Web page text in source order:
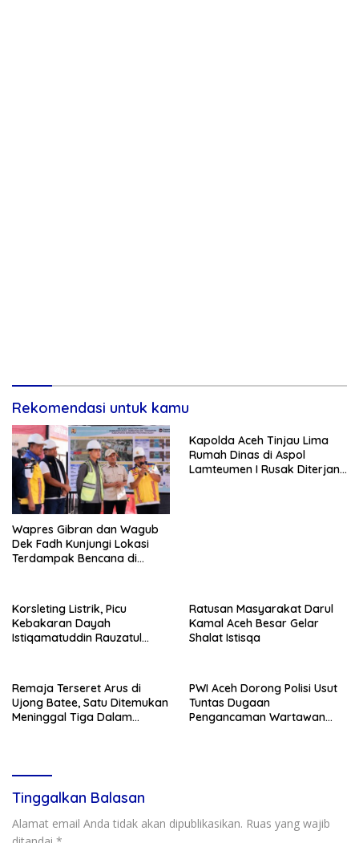
Rekomendasi untuk kamu
Wapres Gibran dan Wagub
Dek Fadh Kunjungi Lokasi
Terdampak Bencana di
Kapolda Aceh Tinjau Lima
Rumah Dinas di Aspol
Lamteumen I Rusak Diterjang
Korsleting Listrik, Picu
Kebakaran Dayah
Istiqamatuddin Rauzatul
Ratusan Masyarakat Darul
Kamal Aceh Besar Gelar
Shalat Istisqa
Remaja Terseret Arus di
Ujong Batee, Satu Ditemukan
Meninggal Tiga Dalam
PWI Aceh Dorong Polisi Usut
Tuntas Dugaan
Pengancaman Wartawan
Tinggalkan Balasan
Alamat email Anda tidak akan dipublikasikan. Ruas yang wajib